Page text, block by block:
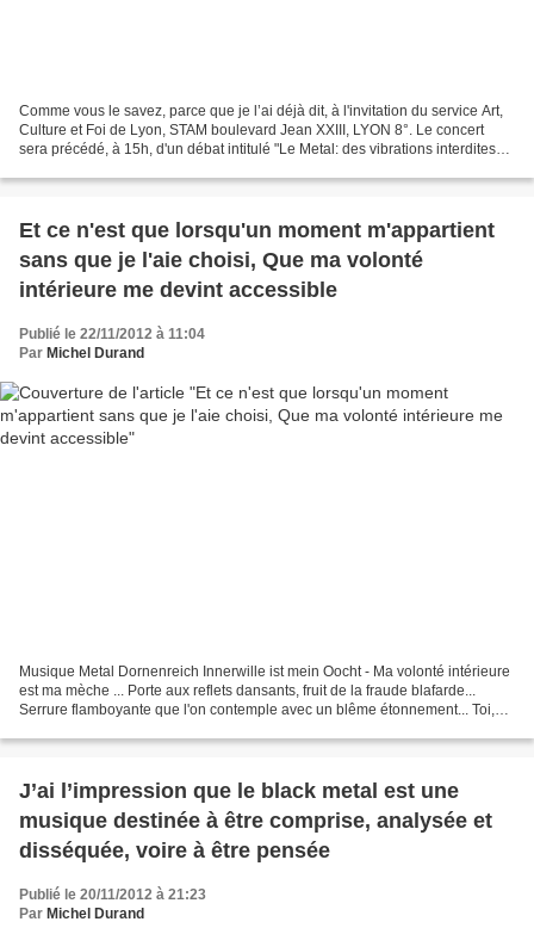
Comme vous le savez, parce que je l’ai déjà dit, à l'invitation du service Art,
Culture et Foi de Lyon, STAM boulevard Jean XXIII, LYON 8°. Le concert
sera précédé, à 15h, d'un débat intitulé "Le Metal: des vibrations interdites
Et ce n'est que lorsqu'un moment m'appartient
sans que je l'aie choisi, Que ma volonté
intérieure me devint accessible
Publié le 22/11/2012 à 11:04
Par Michel Durand
Musique Metal Dornenreich Innerwille ist mein Oocht - Ma volonté intérieure
est ma mèche ... Porte aux reflets dansants, fruit de la fraude blafarde...
Serrure flamboyante que l'on contemple avec un blême étonnement... Toi,
J’ai l’impression que le black metal est une
musique destinée à être comprise, analysée et
disséquée, voire à être pensée
Publié le 20/11/2012 à 21:23
Par Michel Durand